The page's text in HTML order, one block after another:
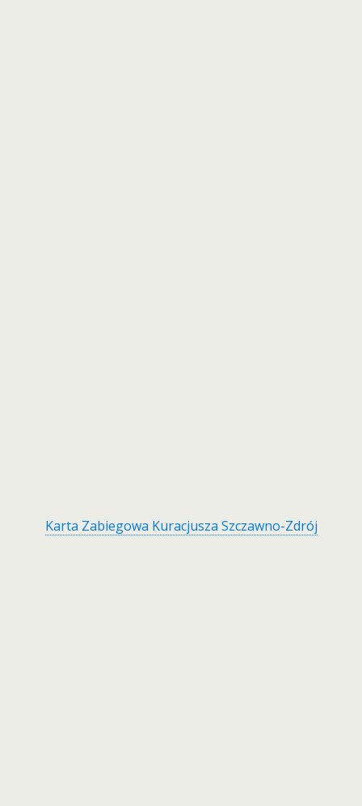
Karta Zabiegowa Kuracjusza Szczawno-Zdrój